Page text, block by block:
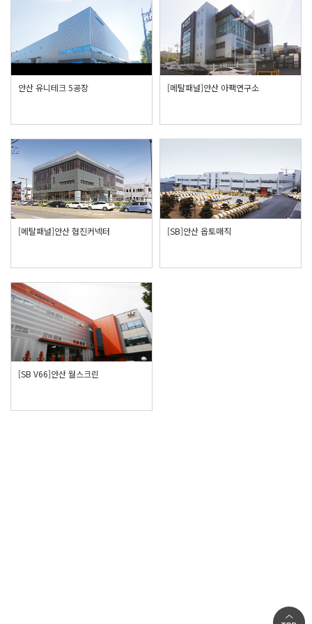
안산 유니테크 5공장 [메탈패널]안산 아팩연구소
[메탈패널]안산 협진커넥터 [SB]안산 옵토매직
[SB V66]안산 월스크린